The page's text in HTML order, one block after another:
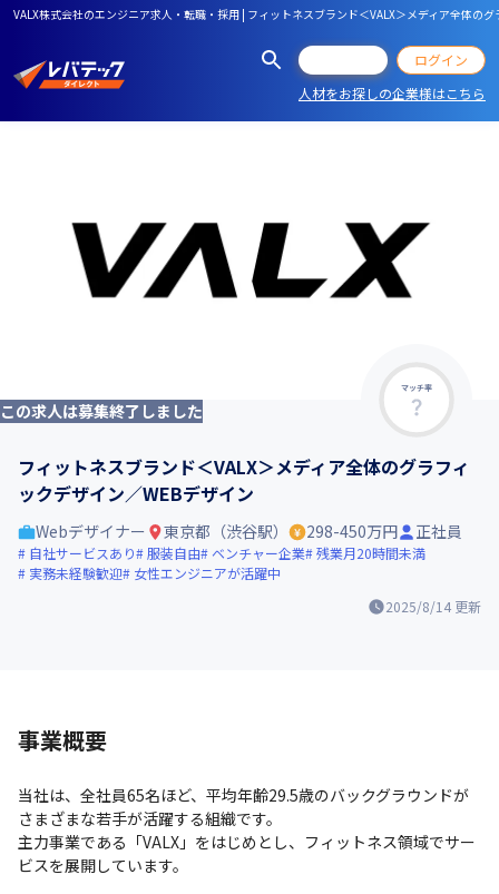
VALX株式会社のエンジニア求人・転職・採用 | フィットネスブランド＜VALX＞メディア全体の
ログイン
人材をお探しの企業様はこちら
マッチ率
この求人は募集終了しました
フィットネスブランド＜VALX＞メディア全体のグラフィ
ックデザイン／WEBデザイン
2025/8/14 更新
Webデザイナー 東京都（渋谷駅） 298-450万円 正社員
自社サービスあり 服装自由 ベンチャー企業 残業月20時間未満
実務未経験歓迎
女性エンジニアが活躍中
事業概要
当社は、全社員65名ほど、平均年齢29.5歳のバックグラウンドが
さまざまな若手が活躍する組織です。
主力事業である「VALX」をはじめとし、フィットネス領域でサー
ビスを展開しています。